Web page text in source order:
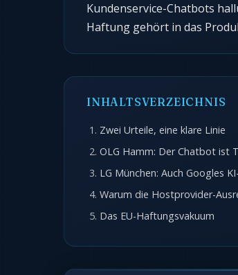
Kundenservice-Chatbots
Haftung gehört in das
INHALTSVERZEICHNIS
Zwei Urteile, eine klare Linie
OLG Hamm: Der Chatbot ist
LG München: Auch Googles
Warum die Hostprovider-
Das EU-Haftungsvakuum